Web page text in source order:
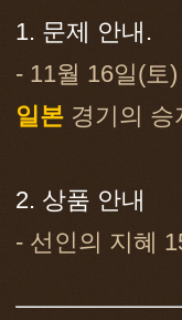
1. 문제 안내.
- 11월 16일(토
일본 경기의
2. 상품 안내
- 선인의 지혜